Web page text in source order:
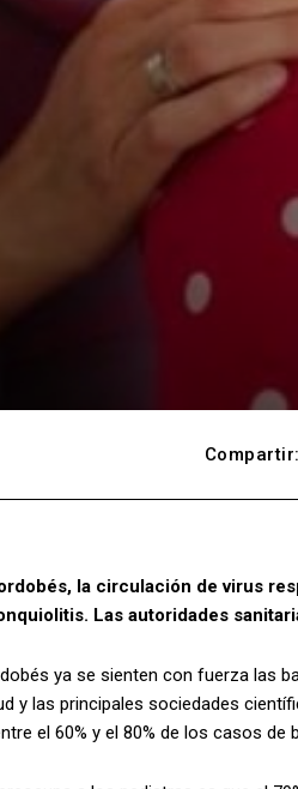
Compartir:
la circulación de virus
Las autoridades
ya se sienten con fuerza las
y las principales sociedades
el 60% y el 80% de los casos de